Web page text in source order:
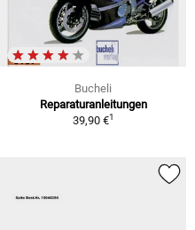
Bucheli
Reparaturanleitungen
39,90 €1